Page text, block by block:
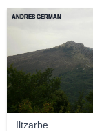
Iltzarbe
ANDRES GERMAN